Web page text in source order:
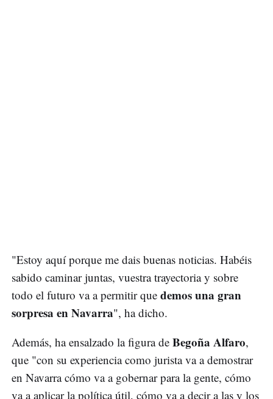
"Estoy aquí porque me dais buenas noticias. Habéis
sabido caminar juntas, vuestra trayectoria y sobre
todo el futuro va a permitir que demos una gran
sorpresa en Navarra", ha dicho.
Además, ha ensalzado la figura de Begoña Alfaro,
que "con su experiencia como jurista va a demostrar
en Navarra cómo va a gobernar para la gente, cómo
va a aplicar la política útil, cómo va a decir a las y los